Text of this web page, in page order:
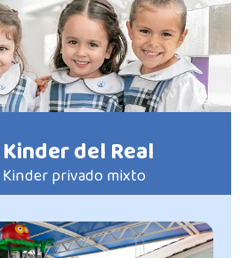
Kinder del Real
Kinder privado mixto